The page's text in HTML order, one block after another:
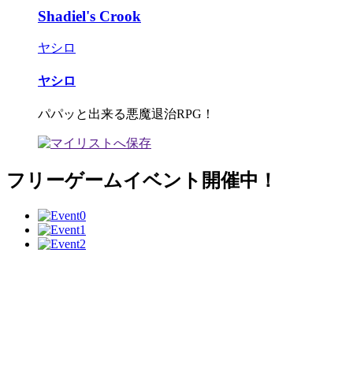
Shadiel's Crook
ヤシロ
ヤシロ
パパッと出来る悪魔退治RPG！
フリーゲームイベント開催中！